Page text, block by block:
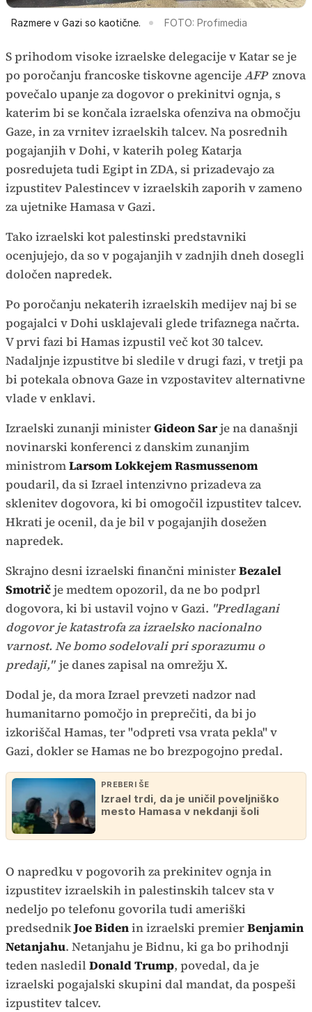
Razmere v Gazi so kaotične. FOTO: Profimedia
S prihodom visoke izraelske delegacije v Katar se je
po poročanju francoske tiskovne agencijeAFP znova
povečalo upanje za dogovor o prekinitvi ognja, s
katerim bi se končala izraelska ofenziva na območju
Gaze, in za vrnitev izraelskih talcev. Na posrednih
pogajanjih v Dohi, v katerih poleg Katarja
posredujeta tudi Egipt in ZDA, si prizadevajo za
izpustitev Palestincev v izraelskih zaporih v zameno
za ujetnike Hamasa v Gazi.
Tako izraelski kot palestinski predstavniki
ocenjujejo, da so v pogajanjih v zadnjih dneh dosegli
določen napredek.
Po poročanju nekaterih izraelskih medijev naj bi se
pogajalci v Dohi usklajevali glede trifaznega načrta.
V prvi fazi bi Hamas izpustil več kot 30 talcev.
Nadaljnje izpustitve bi sledile v drugi fazi, v tretji pa
bi potekala obnova Gaze in vzpostavitev alternativne
vlade v enklavi.
Izraelski zunanji ministerGideon Sarje na današnji
novinarski konferenci z danskim zunanjim
ministromLarsom Lokkejem Rasmussenom
poudaril, da si Izrael intenzivno prizadeva za
sklenitev dogovora, ki bi omogočil izpustitev talcev.
Hkrati je ocenil, da je bil v pogajanjih dosežen
napredek.
Skrajno desni izraelski finančni ministerBezalel
Smotričje medtem opozoril, da ne bo podprl
dogovora, ki bi ustavil vojno v Gazi. "Predlagani
dogovor je katastrofa za izraelsko nacionalno
varnost. Ne bomo sodelovali pri sporazumu o
predaji," je danes zapisal na omrežju X.
Dodal je, da mora Izrael prevzeti nadzor nad
humanitarno pomočjo in preprečiti, da bi jo
izkoriščal Hamas, ter "odpreti vsa vrata pekla" v
Gazi, dokler se Hamas ne bo brezpogojno predal.
PREBERI ŠE
Izrael trdi, da je uničil poveljniško
mesto Hamasa v nekdanji šoli
O napredku v pogovorih za prekinitev ognja in
izpustitev izraelskih in palestinskih talcev sta v
nedeljo po telefonu govorila tudi ameriški
predsednikJoe Bidenin izraelski premierBenjamin
Netanjahu. Netanjahu je Bidnu, ki ga bo prihodnji
teden nasledil Donald Trump, povedal, da je
izraelski pogajalski skupini dal mandat, da pospeši
izpustitev talcev.